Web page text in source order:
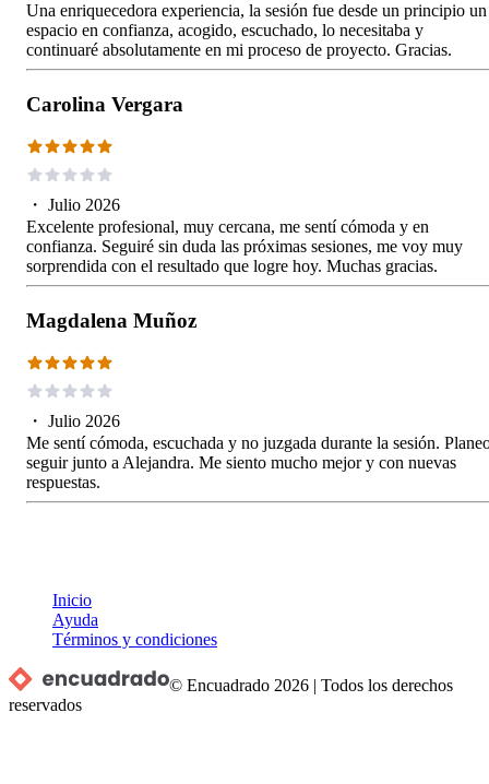
Una enriquecedora experiencia, la sesión fue desde un principio un
espacio en confianza, acogido, escuchado, lo necesitaba y
continuaré absolutamente en mi proceso de proyecto. Gracias.
Carolina Vergara
・ Julio 2026
Excelente profesional, muy cercana, me sentí cómoda y en
confianza. Seguiré sin duda las próximas sesiones, me voy muy
sorprendida con el resultado que logre hoy. Muchas gracias.
Magdalena Muñoz
・ Julio 2026
Me sentí cómoda, escuchada y no juzgada durante la sesión.
seguir junto a Alejandra. Me siento mucho mejor y con nuevas
respuestas.
Inicio
Ayuda
Términos y condiciones
© Encuadrado 2026 |Todos los derechos
reservados